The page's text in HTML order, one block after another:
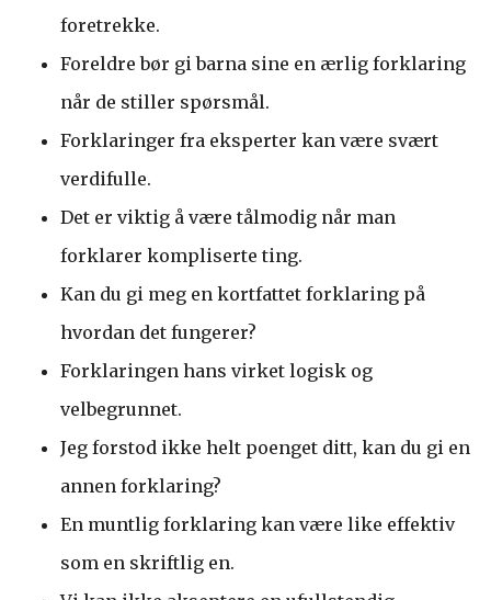
foretrekke.
Foreldre bør gi barna sine en ærlig forklaring
når de stiller spørsmål.
Forklaringer fra eksperter kan være svært
verdifulle.
Det er viktig å være tålmodig når man
forklarer kompliserte ting.
Kan du gi meg en kortfattet forklaring på
hvordan det fungerer?
Forklaringen hans virket logisk og
velbegrunnet.
Jeg forstod ikke helt poenget ditt, kan du gi en
annen forklaring?
En muntlig forklaring kan være like effektiv
som en skriftlig en.